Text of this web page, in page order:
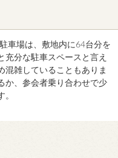
車場は、敷地内に64台分を
充分な駐車スペースと言え
混雑していることもありま
か、参会者乗り合わせで少
。